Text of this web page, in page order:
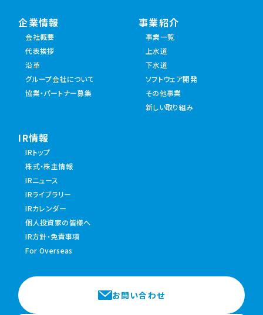
企業情報
会社概要
代表挨拶
沿革
グループ会社について
協業・パートナー募集
事業紹介
事業一覧
上水道
下水道
ソフトウェア開発
その他事業
新しい取り組み
IR情報
IRトップ
株式・株主情報
IRニュース
IRライブラリー
IRカレンダー
個人投資家の皆様へ
IR方針・免責事項
For Overseas
お問い合わせ